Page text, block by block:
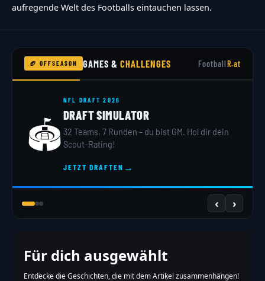
aufregende Welt des Footballs eintauchen lassen.
🏈 OFFSEASON GAMES &CHALLENGES FootballR.at
🏟️
NFL DRAFT 2026
DRAFT SIMULATOR
32 Teams, 7 Runden – du bist GM. Hol dir dein
Scout-Rating!
JETZT DRAFTEN →
‹ ›
Für dich ausgewählt
Entdecke die Geschichten, die mit dem Artikel zusammenhängen!